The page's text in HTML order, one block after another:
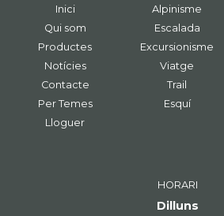
Inici
Qui som
Productes
Notícies
Contacte
Per Temes
Lloguer
Alpinisme
Escalada
Excursionisme
Viatge
Trail
Esquí
HORARI
Dilluns